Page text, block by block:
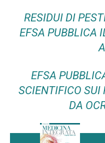
RESIDUI DI
EFSA PUBBLICA
EFSA
SCIENTIFICO SUI
DA